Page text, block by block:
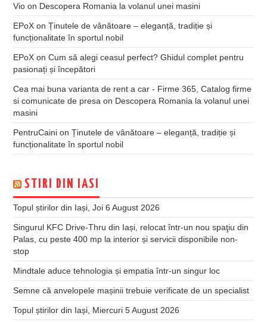
Vio on Descopera Romania la volanul unei masini
EPoX onȚinutele de vânătoare – eleganță, tradiție și
funcționalitate în sportul nobil
EPoX onCum să alegi ceasul perfect? Ghidul complet pentru
pasionați și începători
Cea mai buna varianta de rent a car - Firme 365, Catalog firme
si comunicate de presa on Descopera Romania la volanul unei
masini
PentruCaini onȚinutele de vânătoare – eleganță, tradiție și
funcționalitate în sportul nobil
STIRI DIN IASI
Topul știrilor din Iași, Joi 6 August 2026
Singurul KFC Drive-Thru din Iași, relocat într-un nou spaţiu din
Palas, cu peste 400 mp la interior și servicii disponibile non-
stop
Mindtale aduce tehnologia și empatia într-un singur loc
Semne că anvelopele mașinii trebuie verificate de un specialist
Topul știrilor din Iași, Miercuri 5 August 2026